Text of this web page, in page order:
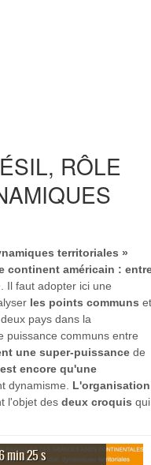
RÔLE
territoriales »
continent américain :
. Il faut adopter ici une
les points communs et
pays dans la
puissance communs entre
une super-puissance de
encore qu'une
dynamisme.
L'organisation
l'objet des deux croquis qui
min 25 s